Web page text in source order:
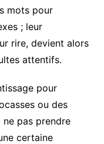
mots pour
; leur
rire, devient alors
attentifs.
pour
ou des
pas prendre
certaine